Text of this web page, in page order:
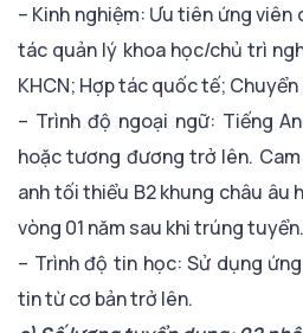
– Kinh nghiệm: Ưu tiên ứng viên
tác quản lý khoa học/chủ trì
KHCN; Hợp tác quốc tế;
– Trình độ ngoại ngữ: Tiếng
hoặc tương đương trở lên.
anh tối thiểu B2 khung châu
vòng 01 năm sau khi trúng tuyển.
– Trình độ tin học: Sử dụng
tin từ cơ bản trở lên.